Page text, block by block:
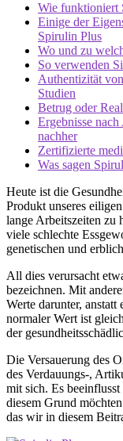
Wie funktioniert
Einige der
Spirulin Plus
Wo und zu
So verwenden
Authentizität
Studien
Betrug oder
Ergebnisse
nachher
Zertifizierte
Was sagen
Heute ist die
Produkt unseres
lange Arbeitszeiten zu
viele schlechte
genetischen und
All dies verursacht
bezeichnen. Mit
Werte darunter,
normaler Wert ist
der
Die Versauerung des
des Verdauungs-,
mit sich. Es
diesem Grund
das wir in diesem